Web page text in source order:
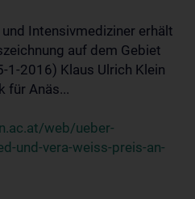
Intensivmediziner erhält
auf dem Gebiet
1-2016) Klaus Ulrich Klein
für Anäs...
web/ueber-
und-vera-weiss-preis-an-